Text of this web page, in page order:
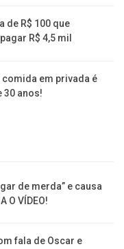
de R$ 100 que
R$ 4,5 mil
comida em privada é
30 anos!
de merda” e causa
O VÍDEO!
fala de Oscar e